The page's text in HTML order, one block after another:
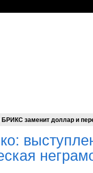
заменит доллар и